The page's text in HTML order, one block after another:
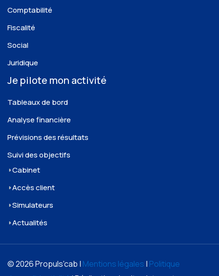
Comptabilité
Fiscalité
Social
Juridique
Je pilote mon activité
Tableaux de bord
Analyse financière
Prévisions des résultats
Suivi des objectifs
Cabinet
Accès client
Simulateurs
Actualités
© 2026 Propuls'cab | Mentions légales | Politique